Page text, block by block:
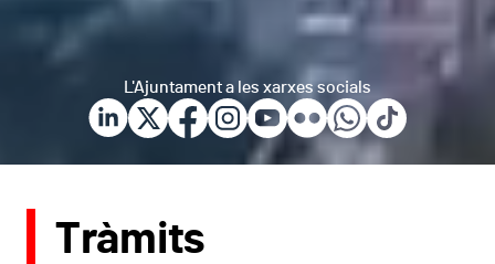
L'Ajuntament a les xarxes socials
Tràmits